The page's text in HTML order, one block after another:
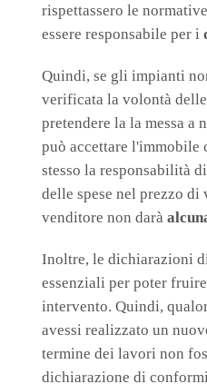
rispettassero le
essere responsabile per i
Quindi, se gli impianti
verificata la volontà
pretendere la la messa a
può accettare l'immobile
stesso la responsabilità
delle spese nel prezzo di
venditore non darà
Inoltre, le dichiarazioni
essenziali per poter
intervento. Quindi,
avessi realizzato un
termine dei lavori non
dichiarazione di